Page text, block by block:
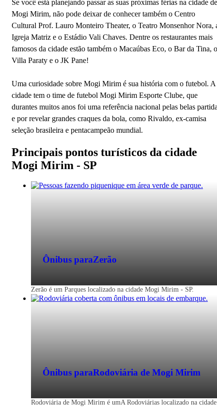
Se você está planejando passar as suas próximas férias na cidade de
Mogi Mirim, não pode deixar de conhecer também o Centro
Cultural Prof. Lauro Monteiro Theater, o Teatro Monsenhor Nora,
Igreja Matriz e o Estádio Vali Chaves. Dentre os restaurantes mais
famosos da cidade estão também o Macaúbas Eco, o Bar da Tina, o
Villa Paraty e o JK Pane!
Uma curiosidade sobre Mogi Mirim é sua história com o futebol. A
cidade tem o time de futebol Mogi Mirim Esporte Clube, que
durantes muitos anos foi uma referência nacional pelas belas
e por revelar grandes craques da bola, como Rivaldo, ex-camisa
seleção brasileira e pentacampeão mundial.
Principais pontos turísticos da cidade
Mogi Mirim - SP
Ônibus paraZerão
Zerão é um Parques localizado na cidade Mogi Mirim - SP.
Ônibus paraRodoviária de Mogi Mirim
Rodoviária de Mogi Mirim é umA Rodoviárias localizado na cidade